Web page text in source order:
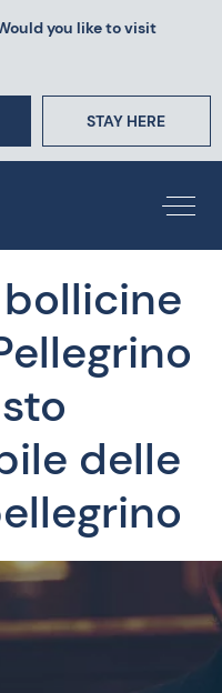
you like to visit
STAY HERE
delle